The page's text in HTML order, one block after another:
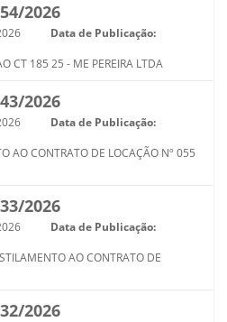
2026
Data de Publicação:
CT 185 25 - ME PEREIRA LTDA
2026
Data de Publicação:
AO CONTRATO DE LOCAÇÃO Nº 055
2026
Data de Publicação:
AO CONTRATO DE
2026